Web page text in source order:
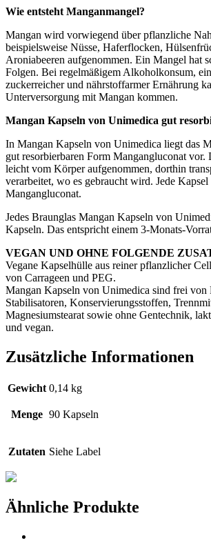
Wie entsteht Manganmangel?
Mangan wird vorwiegend über pflanzliche
beispielsweise Nüsse, Haferflocken,
Aroniabeeren aufgenommen. Ein Mangel hat
Folgen. Bei regelmäßigem Alkoholkonsum,
zuckerreicher und nährstoffarmer Ernährung
Unterversorgung mit Mangan kommen.
Mangan Kapseln von Unimedica gut
In Mangan Kapseln von Unimedica liegt das
gut resorbierbaren Form Mangangluconat vor.
leicht vom Körper aufgenommen, dorthin
verarbeitet, wo es gebraucht wird. Jede
Mangangluconat.
Jedes Braunglas Mangan Kapseln von
Kapseln. Das entspricht einem 3-Monats-
VEGAN UND OHNE FOLGENDE
Vegane Kapselhülle aus reiner pflanzlicher
von Carrageen und PEG.
Mangan Kapseln von Unimedica sind frei von
Stabilisatoren, Konservierungsstoffen,
Magnesiumstearat sowie ohne Gentechnik,
und vegan.
Zusätzliche Informationen
Gewicht 0,14 kg
Menge 90 Kapseln
Zutaten Siehe Label
Ähnliche Produkte